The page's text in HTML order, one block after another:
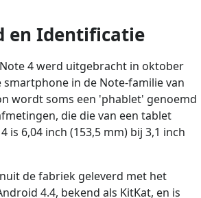
en Identificatie
4 werd uitgebracht in oktober
smartphone in de Note-familie van
wordt soms een 'phablet' genoemd
die die van een tablet
is 6,04 inch (153,5 mm) bij 3,1 inch
de fabriek geleverd met het
4.4, bekend als KitKat, en is